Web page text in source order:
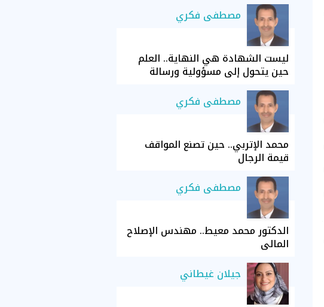
مصطفى فكري
ليست الشهادة هي النهاية.. العلم
حين يتحول إلى مسؤولية ورسالة
مصطفى فكري
محمد الإتربي.. حين تصنع المواقف
قيمة الرجال
مصطفى فكري
الدكتور محمد معيط.. مهندس الإصلاح
المالي
جيلان غيطاني